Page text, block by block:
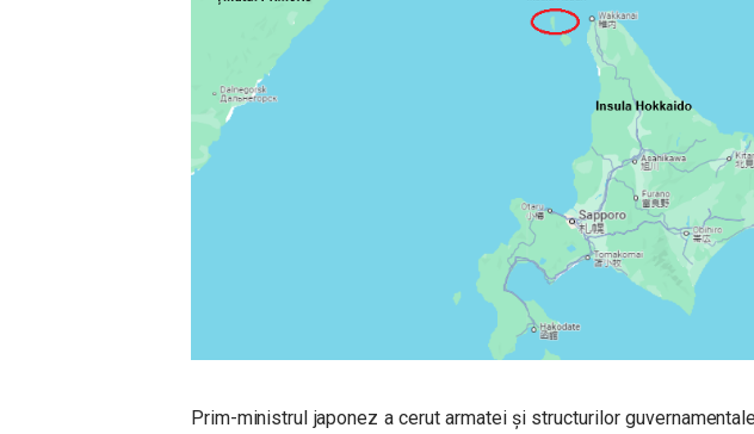
Prim-ministrul japonez a cerut armatei și structurilor